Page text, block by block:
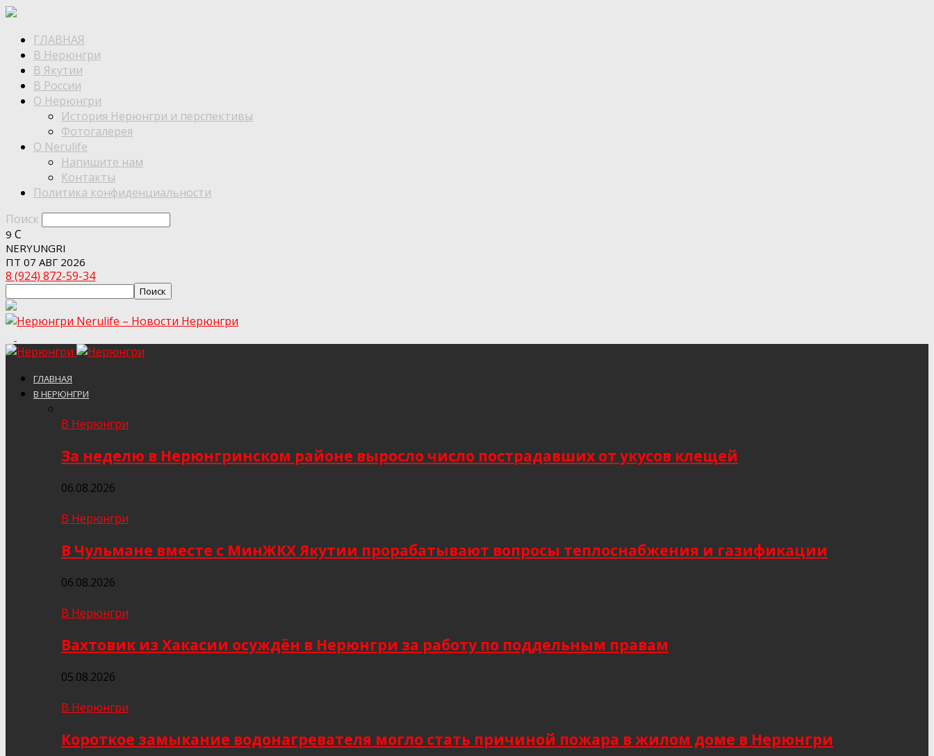
ГЛАВНАЯ
В Нерюнгри
В Якутии
В России
О Нерюнгри
История Нерюнгри и перспективы
Фотогалерея
О Nerulife
Напишите нам
Контакты
Политика конфиденциальности
Поиск
9 C
NERYUNGRI
ПТ 07 АВГ 2026
8 (924) 872-59-34
Nerulife – Новости Нерюнгри
ГЛАВНАЯ
В НЕРЮНГРИ
В Нерюнгри
За неделю в Нерюнгринском районе выросло число пострадавших от укусов клещей
06.08.2026
В Нерюнгри
В Чульмане вместе с МинЖКХ Якутии прорабатывают вопросы теплоснабжения и газификации
06.08.2026
В Нерюнгри
Вахтовик из Хакасии осуждён в Нерюнгри за работу по поддельным правам
05.08.2026
В Нерюнгри
Короткое замыкание водонагревателя могло стать причиной пожара в жилом доме в Нерюнгри